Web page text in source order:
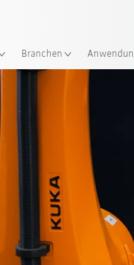
Branchen